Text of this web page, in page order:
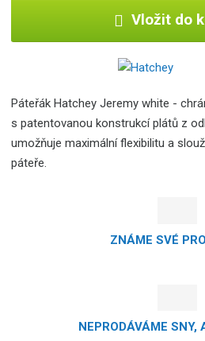
Vložit do
Páteřák Hatchey Jeremy white -
s patentovanou konstrukcí plátů z
umožňuje maximální flexibilitu a
páteře.
ZNÁME SVÉ
NEPRODÁVÁME SNY,